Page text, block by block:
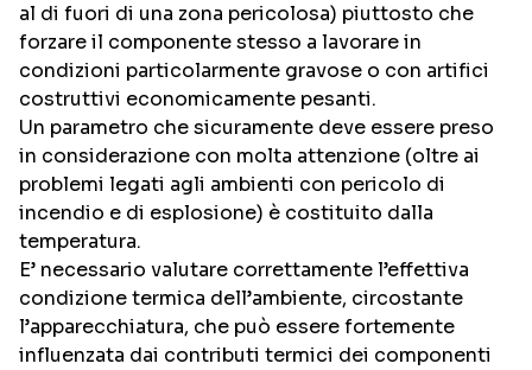
al di fuori di una zona pericolosa) piuttosto che
forzare il componente stesso a lavorare in
condizioni particolarmente gravose o con artifici
costruttivi economicamente pesanti.
Un parametro che sicuramente deve essere preso
in considerazione con molta attenzione (oltre ai
problemi legati agli ambienti con pericolo di
incendio e di esplosione) è costituito dalla
temperatura.
E’ necessario valutare correttamente l’effettiva
condizione termica dell’ambiente, circostante
l’apparecchiatura, che può essere fortemente
influenzata dai contributi termici dei componenti